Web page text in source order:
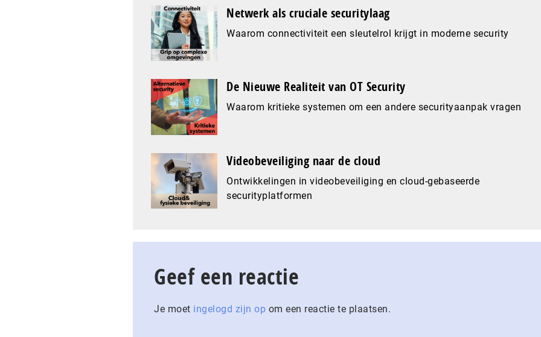
Netwerk als cruciale securitylaag
Waarom connectiviteit een sleutelrol krijgt in moderne security
De Nieuwe Realiteit van OT Security
Waarom kritieke systemen om een andere securityaanpak vragen
Videobeveiliging naar de cloud
Ontwikkelingen in videobeveiliging en cloud-gebaseerde
securityplatformen
Geef een reactie
Je moet ingelogd zijn op om een reactie te plaatsen.